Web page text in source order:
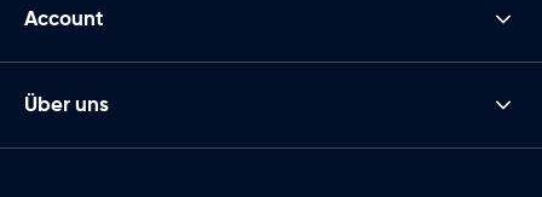
Account
Über uns